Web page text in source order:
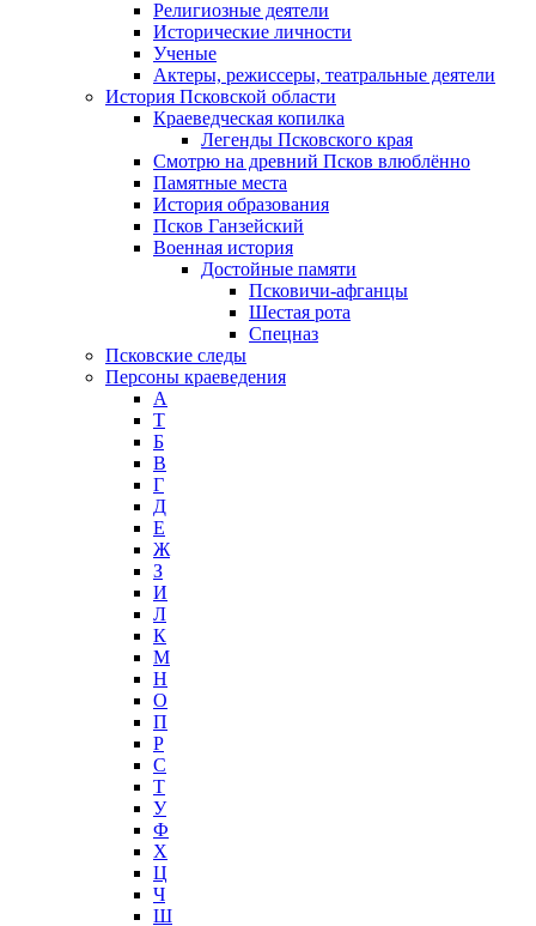
Религиозные деятели
Исторические личности
Ученые
Актеры, режиссеры, театральные деятели
История Псковской области
Краеведческая копилка
Легенды Псковского края
Смотрю на древний Псков влюблённо
Памятные места
История образования
Псков Ганзейский
Военная история
Достойные памяти
Псковичи-афганцы
Шестая рота
Спецназ
Псковские следы
Персоны краеведения
А
T
Б
В
Г
Д
Е
Ж
З
И
Л
К
М
Н
О
П
Р
С
Т
У
Ф
Х
Ц
Ч
Ш